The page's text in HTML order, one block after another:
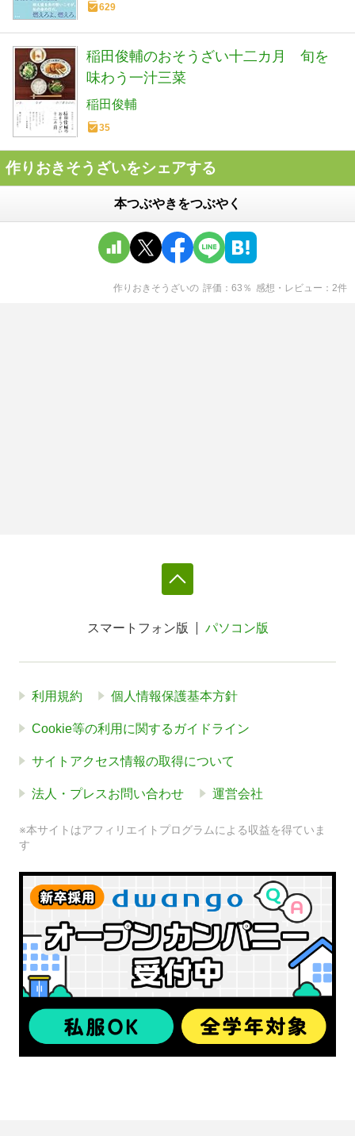
629
稲田俊輔のおそうざい十二カ月 旬を
味わう一汁三菜
稲田俊輔
35
作りおきそうざいをシェアする
本つぶやきをつぶやく
作りおきそうざいの 評価 63 ％ 感想・レビュー 2件
スマートフォン版 パソコン版
利用規約 個人情報保護基本方針
Cookie等の利用に関するガイドライン
サイトアクセス情報の取得について
法人・プレスお問い合わせ 運営会社
※本サイトはアフィリエイトプログラムによる収益を得ていま
す